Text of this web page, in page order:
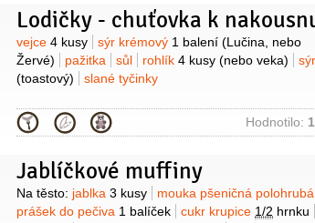
Lodičky - chuťovka k
Suroviny
vejce 4 kusy sýr krémový 1 balení (Lučina, nebo
Žervé)
pažitka sůl rohlík 4 kusy (nebo veka) sýr
(toastový)
slané tyčinky
Kategorie Hodnotilo: 1
Jablíčkové muffiny
Suroviny
Na těsto: jablka 3 kusy mouka pšeničná polohrubá
prášek do pečiva 1 balíček cukr krupice 1/2 hrnku